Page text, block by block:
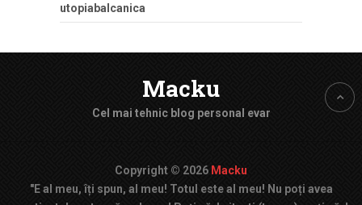
utopiabalcanica
Macku
Cel mai tehnic blog personal evar
Copyright © 2026 Macku
"E al meu, îți spun, al meu! Totul este al meu! Nu poți avea